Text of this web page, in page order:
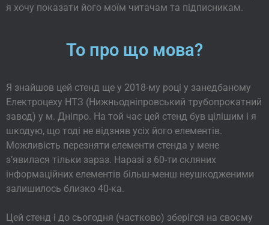
я хочу показати його моїм читачам та підписникам.
То про що мова?
Я знайшов цей стенд ще у 2018-му році у занедбаному
Електроцеху НТЗ (Нижньодніпровський трубопрокатний
завод) у м. Дніпро. На той час цей стенд був цілішим і я
шкодую, що тоді не відзняв усіх його елементів.
Можливість перезняти елементи стенда у мене
з’явилася тільки зараз. Наразі з 60-ти скляних
інформаційних елементів більш-менш неушкодженими
залишилось близко 40-ка.
Цей стенд і до сьогодня (частково) зберігся на своєму